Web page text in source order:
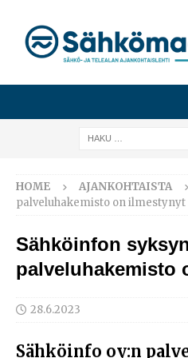
HOME AJANKOHTAISTA
palveluhakemisto on ilmestynyt
Sähköinfon
palveluhakemisto
28.6.2023
Sähköinfo oy:n